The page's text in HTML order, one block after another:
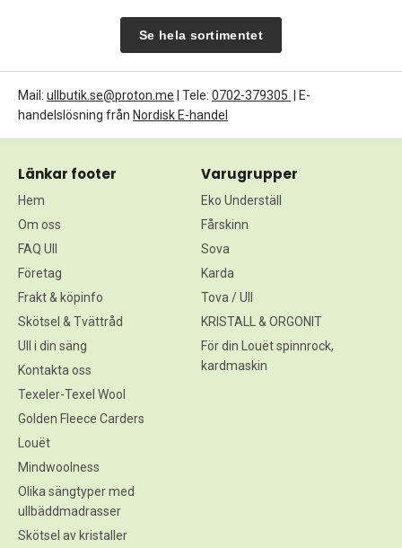
Se hela sortimentet
Mail: ullbutik.se@proton.me | Tele: 0702-379305
| E-
handelslösning från Nordisk E-handel
Länkar footer
Hem
Om oss
FAQ Ull
Företag
Frakt & köpinfo
Skötsel & Tvättråd
Ull i din säng
Kontakta oss
Texeler-Texel Wool
Golden Fleece Carders
Louët
Mindwoolness
Olika sängtyper med
ullbäddmadrasser
Skötsel av kristaller
Varugrupper
Eko Underställ
Fårskinn
Sova
Karda
Tova / Ull
KRISTALL & ORGONIT
För din Louët spinnrock,
kardmaskin